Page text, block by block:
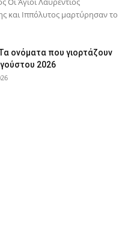
και Ιππόλυτος μαρτύρησαν το
ονόματα που γιορτάζουν
2026